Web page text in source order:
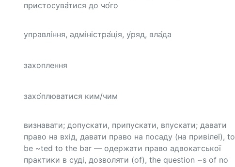
пристосува́тися до чо́го
управлі́ння, адміністра́ція, у́ряд, вла́да
захоплення
захо́плюватися ким/чим
визнавати; допускати, припускати, впускати; давати
право на вхід, давати право на посаду (на привілеї), to
be ~ted to the bar — одержати право адвокатської
практики в суді, дозволяти (of), the question ~s of no